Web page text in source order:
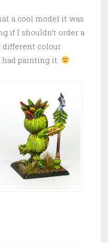
a cool model it was
if I shouldn’t order a
different colour
painting it.